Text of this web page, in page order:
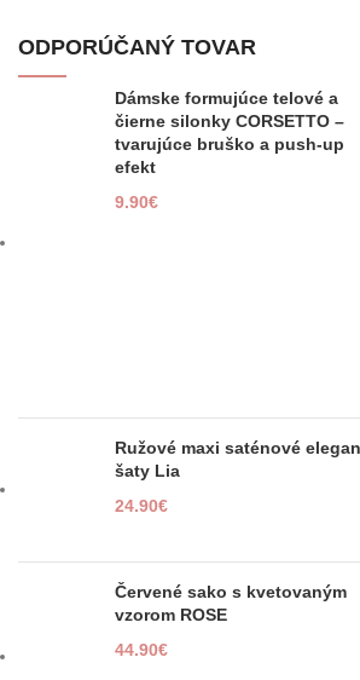
ODPORÚČANÝ TOVAR
Dámske formujúce telové a
čierne silonky CORSETTO –
tvarujúce bruško a push-up
efekt
9.90€
Ružové maxi saténové
šaty Lia
24.90€
Červené sako s kvetovaným
vzorom ROSE
44.90€